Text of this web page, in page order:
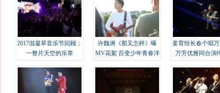
2017混凝草音乐节回顾：
一整片天空的乐章
许魏洲《那又怎样》曝
MV花絮 百变少年青春洋
姜育恒长春个唱
万芳优雅同台演